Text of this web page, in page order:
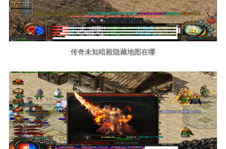
传奇未知暗殿隐藏地图在哪